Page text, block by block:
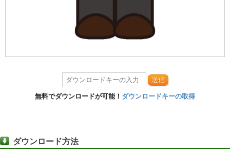
送信
無料でダウンロードが可能！ ダウンロードキーの取得
ダウンロード方法